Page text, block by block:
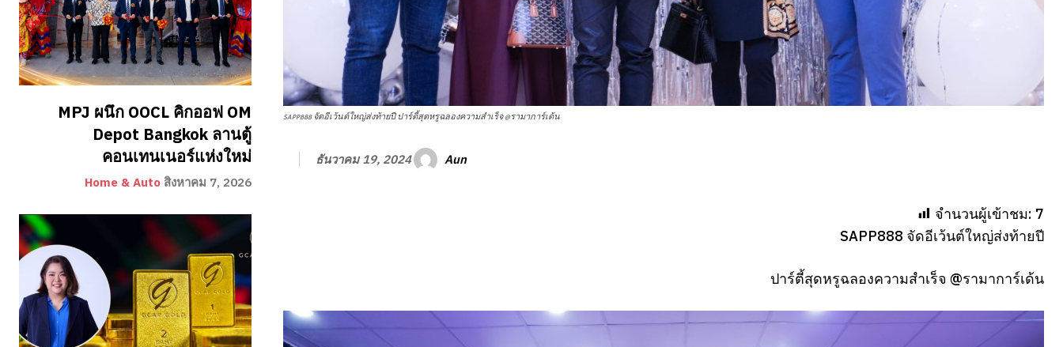
MPJ ผนึก OOCL คิกออฟ OM
Depot Bangkok ลานตู้
คอนเทนเนอร์แห่งใหม่
Home & Auto สิงหาคม 7, 2026
SAPP888 จัดอีเว้นต์ใหญ่ส่งท้ายปี ปาร์ตี้สุดหรูฉลองความสำเร็จ @รามาการ์เด้น
ธันวาคม 19, 2024 Aun
จำนวนผู้เข้าชม: 7
SAPP888 จัดอีเว้นต์ใหญ่ส่งท้ายปี
ปาร์ตี้สุดหรูฉลองความสำเร็จ @รามาการ์เด้น